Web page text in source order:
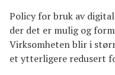
Policy for bruk av
der det er mulig og
Virksomheten blir i
et ytterligere redusert